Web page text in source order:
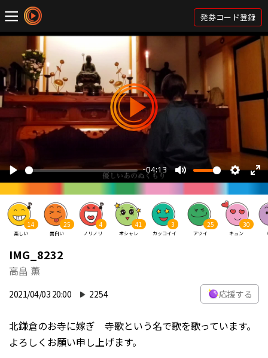
発券コード登録
14
楽しい
25
面白い
4
ノリノリ
41
オシャレ
3
カッコイイ
25
アツイ
30
キュン
IMG_8232
高畠 薫
2021/04/03 20:00 2254 応援する
北鎌倉のお寺に嫁ぎ 寺歌という名で歌を歌っています。
よろしくお願い申し上げます。